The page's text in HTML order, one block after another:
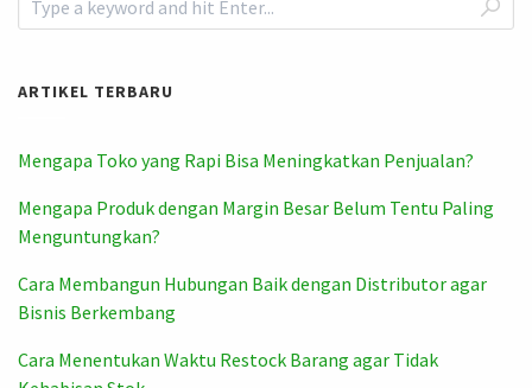
ARTIKEL TERBARU
Mengapa Toko yang Rapi Bisa Meningkatkan Penjualan?
Mengapa Produk dengan Margin Besar Belum Tentu Paling
Menguntungkan?
Cara Membangun Hubungan Baik dengan Distributor agar
Bisnis Berkembang
Cara Menentukan Waktu Restock Barang agar Tidak